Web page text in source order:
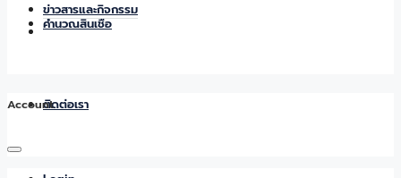
คำนวณสินเชื่อ
ติดต่อเรา
ข่าวสารและกิจกรรม
Account